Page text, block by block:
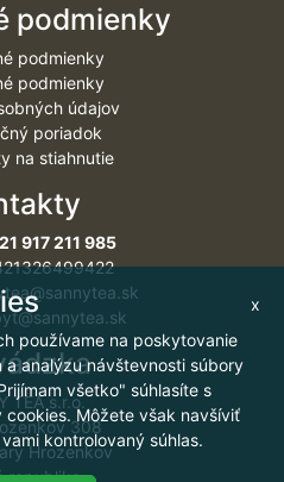
podmienky
podmienky
podmienky
údajov
poriadok
na stiahnutie
917 211 985
TEA s.r.o.
308
Hrozenkov
republika
x
používame na poskytovanie
a analýzu návštevnosti súbory
všetko" súhlasíte s
Môžete však navšíviť
kontrolovaný súhlas.